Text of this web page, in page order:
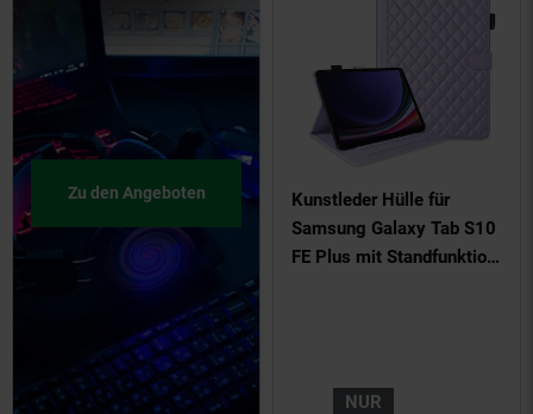
Zu den Angeboten
Kunstleder Hülle für
Samsung Galaxy Tab S10
FE Plus mit Standfunktion
NUR